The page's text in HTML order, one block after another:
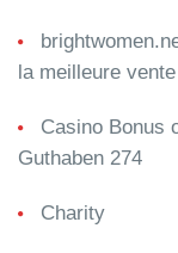
la meilleure
Casino Bonus
Guthaben 274
Charity